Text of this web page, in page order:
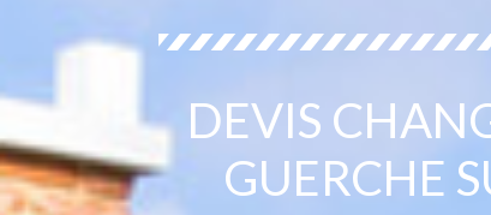
DEVIS
GUERCHE